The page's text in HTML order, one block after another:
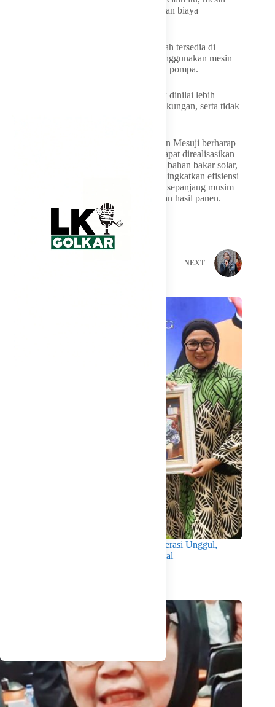
diesel dinilai mudah rusak dan membutuhkan biaya
Dia juga menyebut jaringan listrik PLN telah tersedia di
kawasan tersebut. Petani pun mencoba menggunakan mesin
pompa bertenaga listrik di salah satu rumah pompa.
Hasilnya, penggunaan pompa tenaga listrik dinilai lebih
ekonomis, mudah dioperasikan, ramah lingkungan, serta tidak
Menurut Hanan, petani Tulang Bawang dan Mesuji berharap
usulan penggunaan motor listrik tersebut dapat direalisasikan
guna mengurangi ketergantungan terhadap bahan bakar solar,
menekan biaya operasional pengairan, meningkatkan efisiensi
penggunaan air, menjamin ketersediaan air sepanjang musim
tanam, serta meningkatkan produktivitas dan hasil panen.
NEXT
Wabup Intan Dorong Mahasiswa Jadi Generasi Unggul,
Berkarakter dan Sadar Hukum di Era Digital